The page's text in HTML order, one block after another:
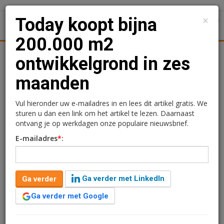
Uitgelicht Achtergronden Woningmarkt
Today koopt bijna
200.000 m2
ontwikkelgrond in zes
maanden
Redactie
8 juni 2026 om 15:18
2 maanden geleden aangepast
2 minuten leestijd
Vastgoedontwikkelaar Today Real Estate Development
×
Today koopt bijna
200.000 m2
ontwikkelgrond in zes
maanden
Vul hieronder uw e-mailadres in en lees dit artikel gratis. We
sturen u dan een link om het artikel te lezen. Daarnaast
ontvang je op werkdagen onze populaire nieuwsbrief.
E-mailadres*:
Ga verder
Ga verder met LinkedIn
Ga verder met Google